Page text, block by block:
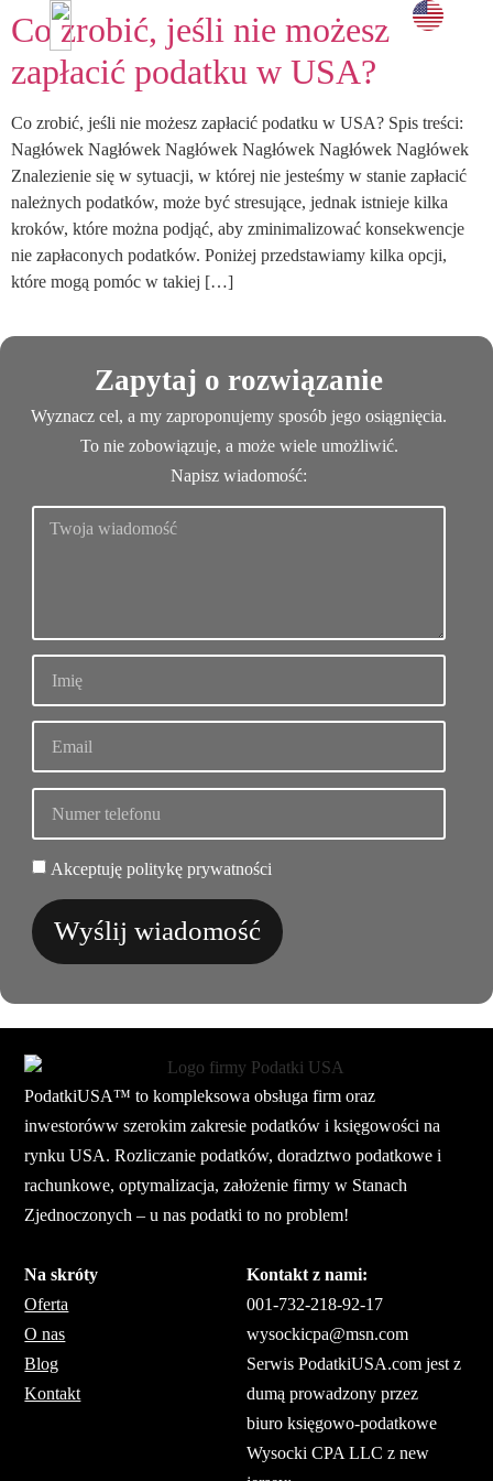
Co zrobić, jeśli nie możesz
zapłacić podatku w USA?
Co zrobić, jeśli nie możesz zapłacić podatku w USA? Spis treści:
Nagłówek Nagłówek Nagłówek Nagłówek Nagłówek Nagłówek
Znalezienie się w sytuacji, w której nie jesteśmy w stanie zapłacić
należnych podatków, może być stresujące, jednak istnieje kilka
kroków, które można podjąć, aby zminimalizować konsekwencje
nie zapłaconych podatków. Poniżej przedstawiamy kilka opcji,
które mogą pomóc w takiej […]
Zapytaj o rozwiązanie
Wyznacz cel, a my zaproponujemy sposób jego osiągnięcia.
To nie zobowiązuje, a może wiele umożliwić.
Napisz wiadomość:
Akceptuję politykę prywatności
Wyślij wiadomość
Na skróty
Oferta
O nas
Blog
Kontakt
Kontakt z nami:
001-732-218-92-17
wysockicpa@msn.com
Serwis PodatkiUSA.com jest z
dumą prowadzony przez
biuro księgowo-podatkowe
Wysocki CPA LLC z new
PodatkiUSA™ to kompleksowa obsługa firm oraz
inwestoróww szerokim zakresie podatków i księgowości na
rynku USA. Rozliczanie podatków, doradztwo podatkowe i
rachunkowe, optymalizacja, założenie firmy w Stanach
Zjednoczonych – u nas podatki to no problem!